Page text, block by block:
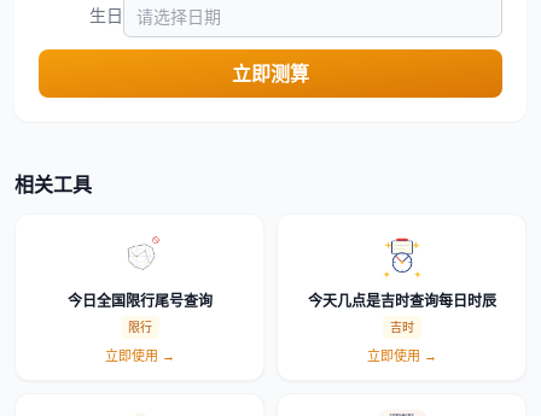
生日
立即测算
相关工具
今日全国限行尾号查询
限行
立即使用 →
今天几点是吉时查询每日时辰
吉时
立即使用 →